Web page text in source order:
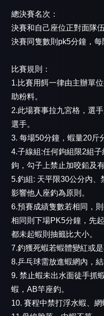
總決賽名次：
決賽和自己座位正對面隊
決賽同隻數則pk5分鐘，每
比賽規則：
1.比賽用餌一律由主辦單
助粉料。
2.此場賽事拉九宮格，選
選手。
3. 每場50分鐘，蝦量20斤
4.子線組:任何鉤組限2組
鉤，勾子上禁止加咬鉛及
5.釣組: 天平限30公分內
影響他人座釣為原則。
6.預賽成績隻數若相同，
相同則下場PK5分鐘，先
都未起蝦則抽籤比大小。
7.釣獲死蝦若蝦體變紅或
8.乒乓球需放進蝦網內，
9. 禁止蝦未出水面徒手抓
蝦，AB竿座釣。
10. 賽程中禁打浮水蝦、網